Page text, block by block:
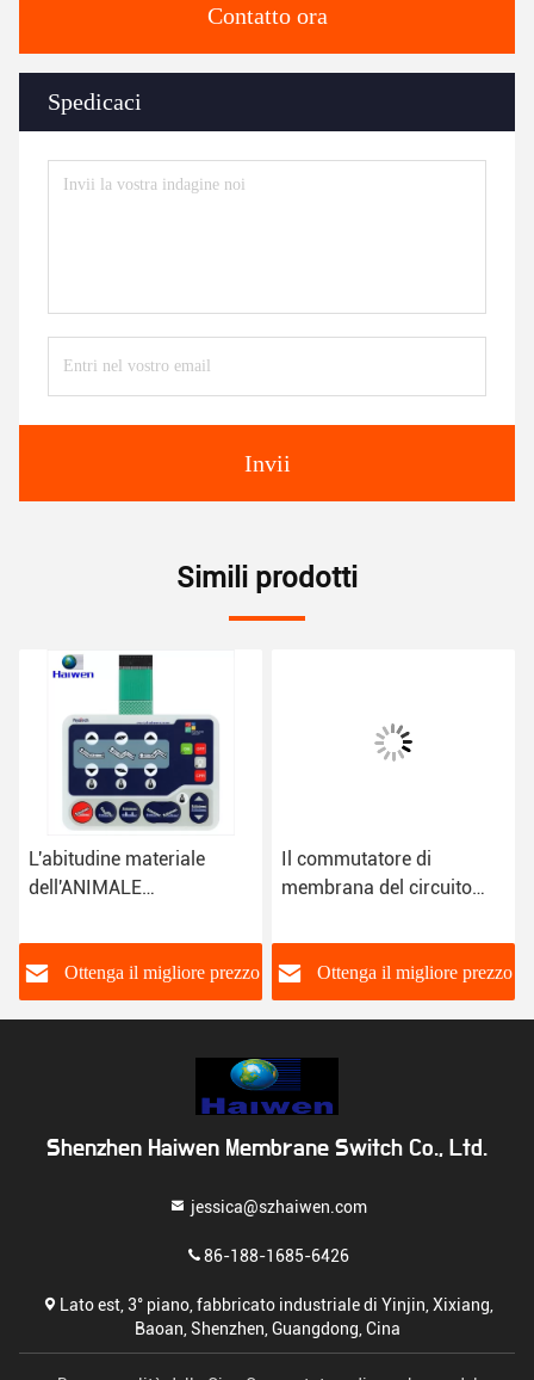
Contatto ora
Spedicaci
Invii
Simili prodotti
L'abitudine materiale
dell'ANIMALE
commutatore di
membrana del bottone
della cupola 4 del metallo
Ottenga il migliore prezzo
Il commutatore di
membrana del circuito
DOMESTICO dell'OEM
progetta con la cupola del
metallo
Ottenga il migliore prezzo
Shenzhen Haiwen Membrane Switch Co., Ltd.
jessica@szhaiwen.com
86-188-1685-6426
Lato est, 3° piano, fabbricato industriale di Yinjin, Xixiang,
Baoan, Shenzhen, Guangdong, Cina